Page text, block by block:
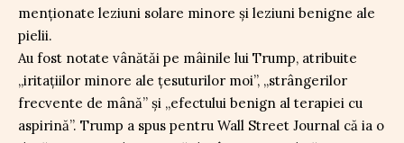
menționate leziuni solare minore și leziuni benigne ale
pielii.
Au fost notate vânătăi pe mâinile lui Trump, atribuite
„iritațiilor minore ale țesuturilor moi”, „strângerilor
frecvente de mână” și „efectului benign al terapiei cu
aspirină”. Trump a spus pentru Wall Street Journal că ia o